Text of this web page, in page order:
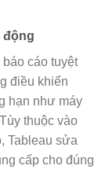
động
cáo tuyệt
điều khiển
hạn như máy
thuộc vào
Tableau sửa
cấp cho đúng